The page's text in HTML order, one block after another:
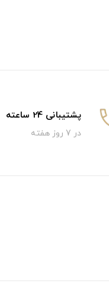
پشتیبانی 24 ساعته
در 7 روز هفته